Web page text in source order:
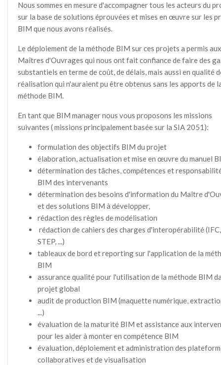
Nous sommes en mesure d'accompagner tous les acteurs du
sur la base de solutions éprouvées et mises en œuvre sur les
BIM que nous avons réalisés.
Le déploiement de la méthode BIM sur ces projets a permis aux
Maîtres d'Ouvrages qui nous ont fait confiance de faire des
substantiels en terme de coût, de délais, mais aussi en qualité
réalisation qui n'auraient pu être obtenus sans les apports de
méthode BIM.
En tant que BIM manager nous vous proposons les missions
suivantes ( missions principalement basée sur la SIA 2051):
formulation des objectifs BIM du projet
élaboration, actualisation et mise en œuvre du manuel
détermination des tâches, compétences et
BIM des intervenants
détermination des besoins d'information du Maître
et des solutions BIM à développer,
rédaction des règles de modélisation
rédaction de cahiers des charges d'interopérabilité (IFC,
STEP, ...)
tableaux de bord et reporting sur l'application de la
BIM
assurance qualité pour l'utilisation de la méthode BIM
projet global
audit de production BIM (maquette numérique,
...)
évaluation de la maturité BIM et assistance aux
pour les aider à monter en compétence BIM
évaluation, déploiement et administration des
collaboratives et de visualisation